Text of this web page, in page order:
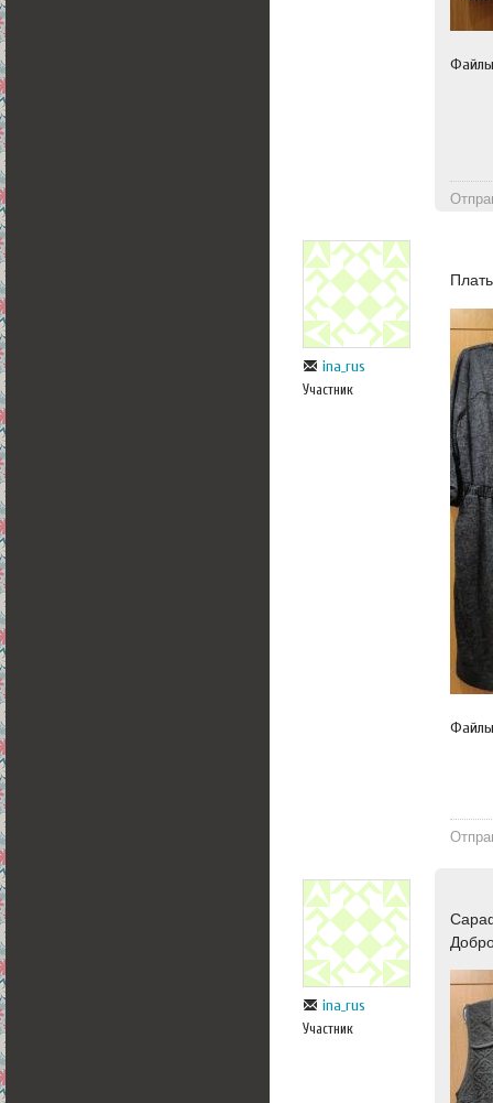
ina_rus
Участник
ina_rus
Участник